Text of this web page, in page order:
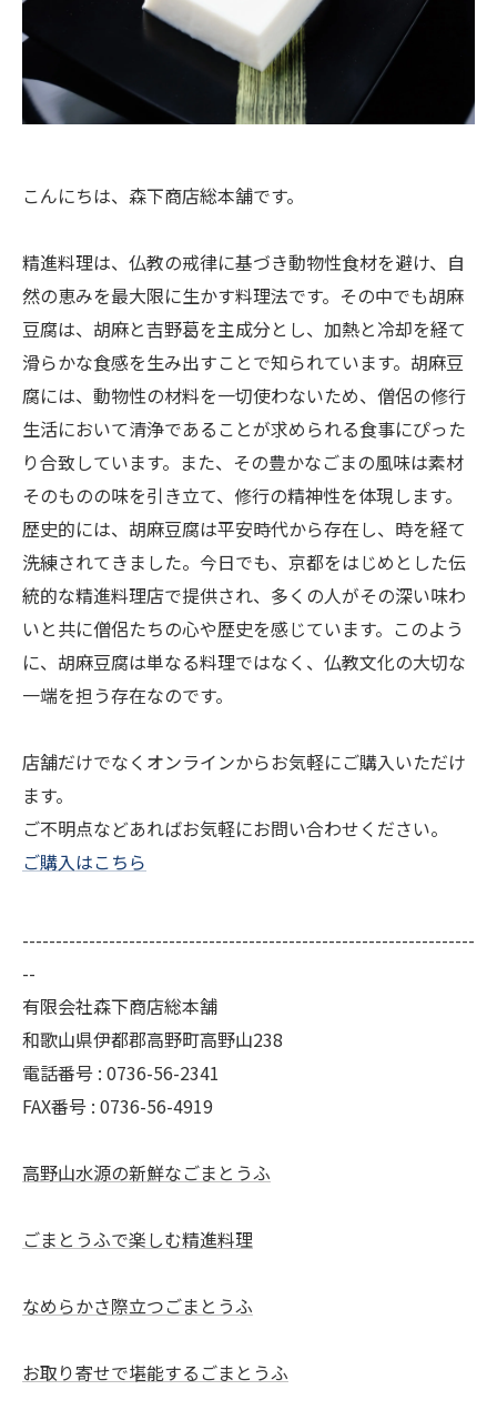
こんにちは、森下商店総本舗です。
精進料理は、仏教の戒律に基づき動物性食材を避け、自
然の恵みを最大限に生かす料理法です。その中でも胡麻
豆腐は、胡麻と吉野葛を主成分とし、加熱と冷却を経て
滑らかな食感を生み出すことで知られています。胡麻豆
腐には、動物性の材料を一切使わないため、僧侶の修行
生活において清浄であることが求められる食事にぴった
り合致しています。また、その豊かなごまの風味は素材
そのものの味を引き立て、修行の精神性を体現します。
歴史的には、胡麻豆腐は平安時代から存在し、時を経て
洗練されてきました。今日でも、京都をはじめとした伝
統的な精進料理店で提供され、多くの人がその深い味わ
いと共に僧侶たちの心や歴史を感じています。このよう
に、胡麻豆腐は単なる料理ではなく、仏教文化の大切な
一端を担う存在なのです。
店舗だけでなくオンラインからお気軽にご購入いただけ
ます。
ご不明点などあればお気軽にお問い合わせください。
ご購入はこちら
--------------------------------------------------------------------
--
有限会社森下商店総本舗
和歌山県伊都郡高野町高野山238
電話番号 : 0736-56-2341
FAX番号 : 0736-56-4919
高野山水源の新鮮なごまとうふ
ごまとうふで楽しむ精進料理
なめらかさ際立つごまとうふ
お取り寄せで堪能するごまとうふ